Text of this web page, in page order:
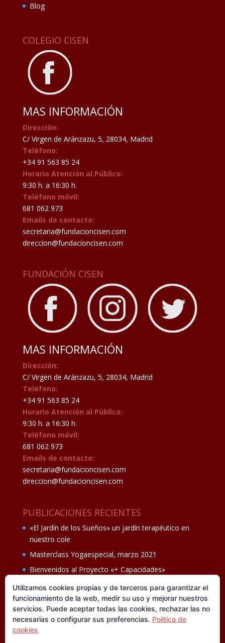
Blog
COLEGIO CISEN
MAS INFORMACIÓN
Dirección:
C/ Virgen de Aránzazu, 5, 28034, Madrid
Teléfono:
+34 91 563 85 24
Horario Atención al Público:
9:30 h. a 16:30 h.
Teléfono móvil:
681 062 973
Emails de contacto:
secretaria@fundacioncisen.com
direccion@fundacioncisen.com
FUNDACIÓN CISEN
MAS INFORMACIÓN
Dirección:
C/ Virgen de Aránzazu, 5, 28034, Madrid
Teléfono:
+34 91 563 85 24
Horario Atención al Público:
9:30 h. a 16:30 h.
Teléfono móvil:
681 062 973
Emails de contacto:
secretaria@fundacioncisen.com
direccion@fundacioncisen.com
PUBLICACIONES RECIENTES
«El Jardín de los Sueños» un jardín terapéutico en
nuestro cole
Masterclass Yogaespecial, marzo 2021
Bienvenidos al Proyecto «+ Capacidades»
Fiesta de fin de curso Los oficios 14 de junio
Ganadores del II Programa educativo Cuídate +
Utilizamos cookies propias y de terceros para garantizar el
funcionamiento de la web, medir su uso y mejorar nuestros
servicios. Puede aceptar todas las cookies, rechazar las no
necesarias o configurar sus preferencias. Política de
cookies